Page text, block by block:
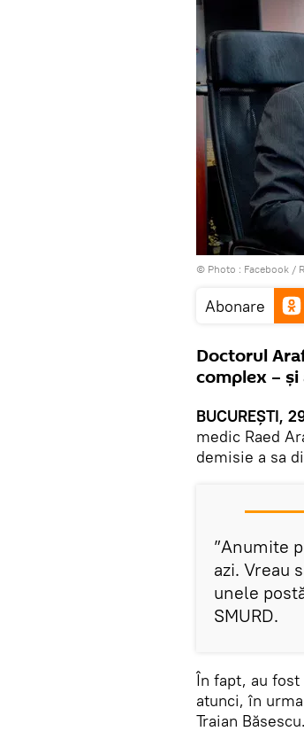
© Photo : Facebook /
Abonare
Doctorul
complex –
BUCUREȘTI,
medic Raed
demisie a sa
”Anumite
azi. Vreau
unele
SMURD.
În fapt, au
atunci, în
Traian Băsescu.